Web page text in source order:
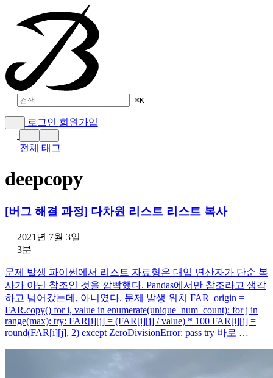
⌘K
로그인 회원가입
전체 태그
deepcopy
[버그 해결 과정] 다차원 리스트 리스트 복사
2021년 7월 3일
3분
문제 발생 파이썬에서 리스트 자료형은 대입 연산자가 단순 복
사가 아닌 참조인 것을 깜빡했다. Pandas에서만 참조라고 생각
하고 넘어갔는데, 아니였다. 문제 발생 위치 FAR_origin =
FAR.copy() for i, value in enumerate(unique_num_count): for j in
range(max): try: FAR[i][j] = (FAR[i][j] / value) * 100 FAR[i][j] =
round(FAR[i][j], 2) except ZeroDivisionError: pass try 바로 …